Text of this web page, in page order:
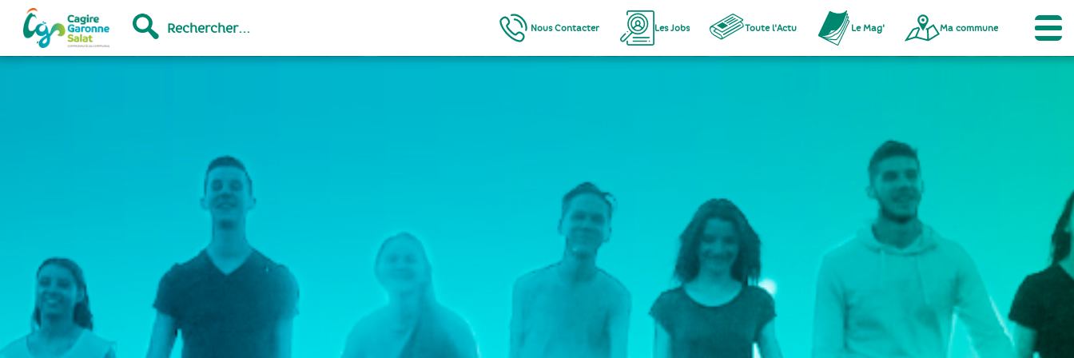
Rechercher... Nous Contacter Les Jobs Toute l'Actu Le Mag' Ma commune